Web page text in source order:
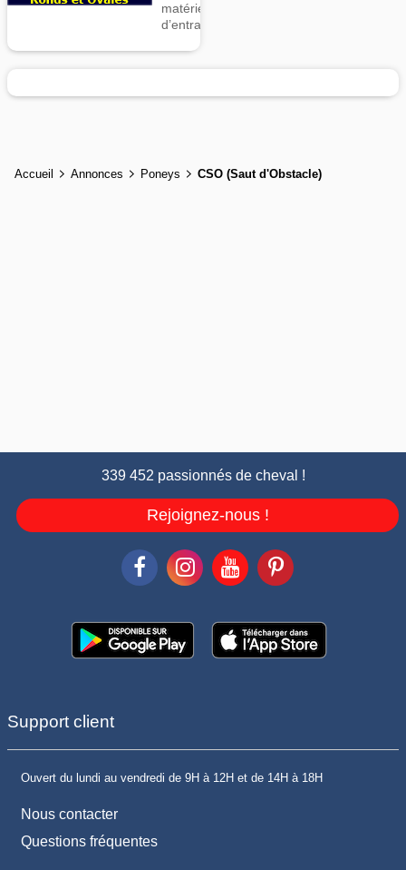
matériel
d’entrainement
Accueil Annonces Poneys CSO (Saut d'Obstacle)
339 452 passionnés de cheval !
Rejoignez-nous !
Support client
Ouvert du lundi au vendredi de 9H à 12H et de 14H à 18H
Nous contacter
Questions fréquentes